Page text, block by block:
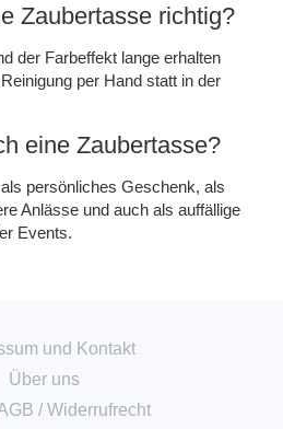
Zaubertasse richtig?
der Farbeffekt lange erhalten
per Hand statt in der
eine Zaubertasse?
persönliches Geschenk, als
Anlässe und auch als auffällige
Events.
und Kontakt
Über uns
/Widerrufrecht